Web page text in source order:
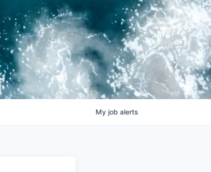
My job alerts